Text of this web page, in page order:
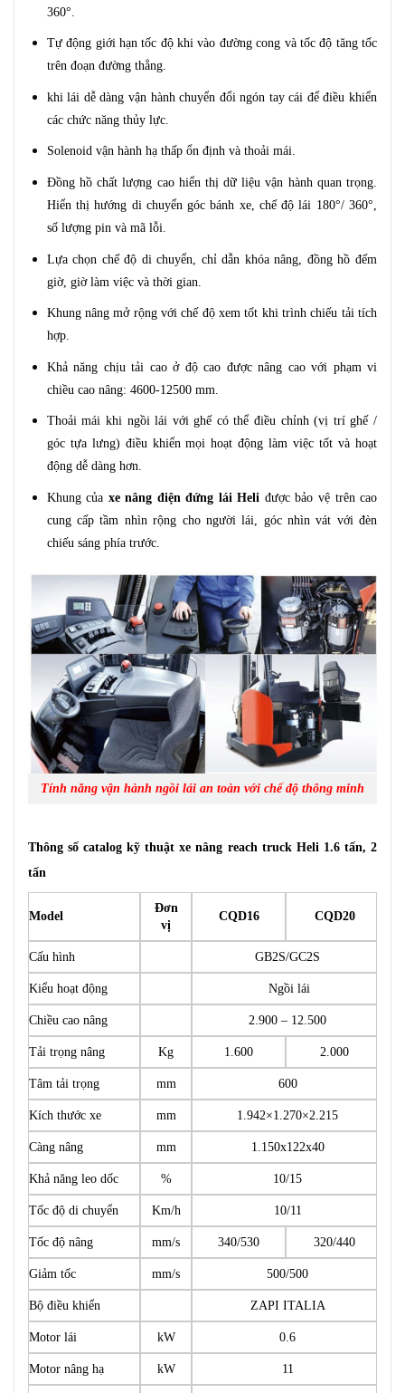
360°.
Tự động giới hạn tốc độ khi vào đường cong và tốc độ tăng tốc
trên đoạn đường thẳng.
khi lái dễ dàng vận hành chuyển đổi ngón tay cái để điều khiển
các chức năng thủy lực.
Solenoid vận hành hạ thấp ổn định và thoải mái.
Đồng hồ chất lượng cao hiển thị dữ liệu vận hành quan trọng.
Hiển thị hướng di chuyển góc bánh xe, chế độ lái 180°/ 360°,
số lượng pin và mã lỗi.
Lựa chọn chế độ di chuyển, chỉ dẫn khóa nâng, đồng hồ đếm
giờ, giờ làm việc và thời gian.
Khung nâng mở rộng với chế độ xem tốt khi trình chiếu tải tích
hợp.
Khả năng chịu tải cao ở độ cao được nâng cao với phạm vi
chiều cao nâng: 4600-12500 mm.
Thoải mái khi ngồi lái với ghế có thể điều chỉnh (vị trí ghế /
góc tựa lưng) điều khiển mọi hoạt động làm việc tốt và hoạt
động dễ dàng hơn.
Khung của xe nâng điện đứng lái Heli được bảo vệ trên cao
cung cấp tầm nhìn rộng cho người lái, góc nhìn vát với đèn
chiếu sáng phía trước.
Tính năng vận hành ngồi lái an toàn với chế độ thông minh
Thông số catalog kỹ thuật xe nâng reach truck Heli 1.6 tấn, 2
tấn
Model
Đơn
vị
CQD16 CQD20
Cấu hình GB2S/GC2S
Kiểu hoạt động Ngồi lái
Chiều cao nâng 2.900 – 12.500
Tải trọng nâng Kg 1.600 2.000
Tâm tải trọng mm 600
Kích thước xe mm 1.942×1.270×2.215
Càng nâng mm 1.150x122x40
Khả năng leo dốc % 10/15
Tốc độ di chuyển Km/h 10/11
Tốc độ nâng mm/s 340/530 320/440
Giảm tốc mm/s 500/500
Bộ điều khiển ZAPI ITALIA
Motor lái kW 0.6
Motor nâng hạ kW 11